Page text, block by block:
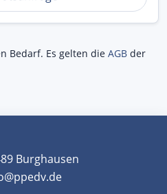
Bedarf. Es gelten die AGB der
Burghausen